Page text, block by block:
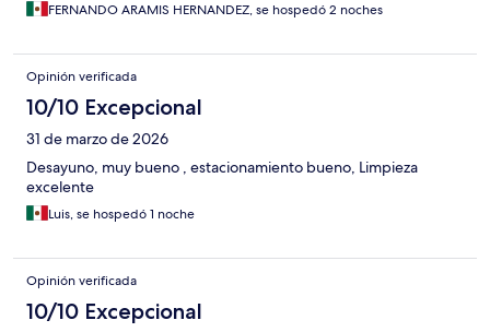
FERNANDO ARAMIS HERNANDEZ, se hospedó 2 noches
Opinión verificada
10/10 Excepcional
31 de marzo de 2026
Desayuno, muy bueno , estacionamiento bueno, Limpieza
excelente
Luis, se hospedó 1 noche
Opinión verificada
10/10 Excepcional